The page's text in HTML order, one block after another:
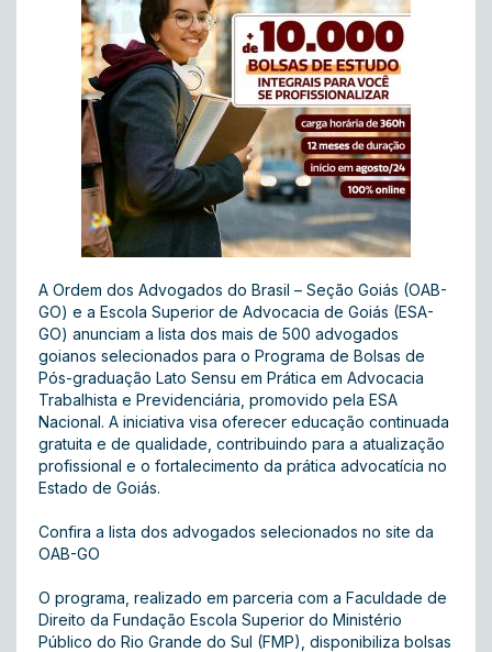
A Ordem dos Advogados do Brasil – Seção Goiás (OAB-
GO) e a Escola Superior de Advocacia de Goiás (ESA-
GO) anunciam a lista dos mais de 500 advogados
goianos selecionados para o Programa de Bolsas de
Pós-graduação Lato Sensu em Prática em Advocacia
Trabalhista e Previdenciária, promovido pela ESA
Nacional. A iniciativa visa oferecer educação continuada
gratuita e de qualidade, contribuindo para a atualização
profissional e o fortalecimento da prática advocatícia no
Estado de Goiás.
Confira a lista dos advogados selecionados no site da
OAB-GO
O programa, realizado em parceria com a Faculdade de
Direito da Fundação Escola Superior do Ministério
Público do Rio Grande do Sul (FMP), disponibiliza bolsas